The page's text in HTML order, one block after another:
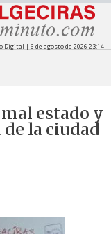
Digital | 6 de agosto de 2026 23:14
estado y
la ciudad